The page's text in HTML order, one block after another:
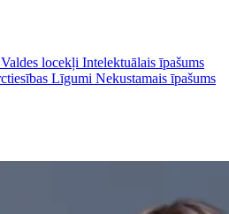
Valdes locekļi Intelektuālais īpašums
Līgumi Nekustamais īpašums